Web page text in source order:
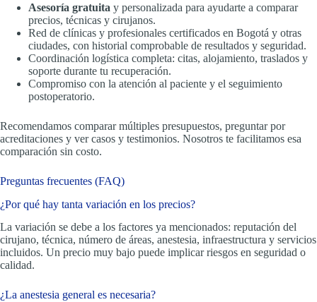
Asesoría gratuita y personalizada para ayudarte a comparar
precios, técnicas y cirujanos.
Red de clínicas y profesionales certificados en Bogotá y otras
ciudades, con historial comprobable de resultados y seguridad.
Coordinación logística completa: citas, alojamiento, traslados y
soporte durante tu recuperación.
Compromiso con la atención al paciente y el seguimiento
postoperatorio.
Recomendamos comparar múltiples presupuestos, preguntar por
acreditaciones y ver casos y testimonios. Nosotros te facilitamos esa
comparación sin costo.
Preguntas frecuentes (FAQ)
¿Por qué hay tanta variación en los precios?
La variación se debe a los factores ya mencionados: reputación del
cirujano, técnica, número de áreas, anestesia, infraestructura y servicios
incluidos. Un precio muy bajo puede implicar riesgos en seguridad o
calidad.
¿La anestesia general es necesaria?